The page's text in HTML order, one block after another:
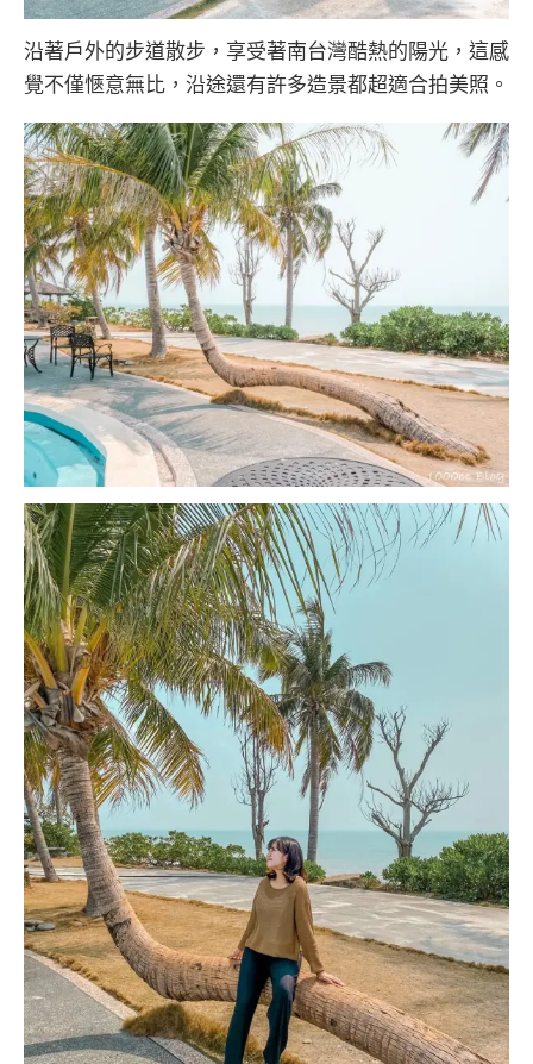
沿著戶外的步道散步，享受著南台灣酷熱的陽光，這感
覺不僅愜意無比，沿途還有許多造景都超適合拍美照。